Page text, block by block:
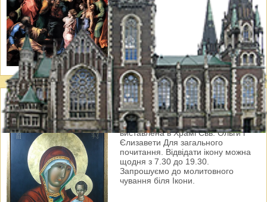
Ікона Львівської Богородиці
Ікона Львівської Богородиці
виставлена в Храмі Свв. Ольги і
Єлизавети Для загального
почитання. Відвідати ікону можна
щодня з 7.30 до 19.30.
Запрошуємо до молитовного
чування біля Ікони.